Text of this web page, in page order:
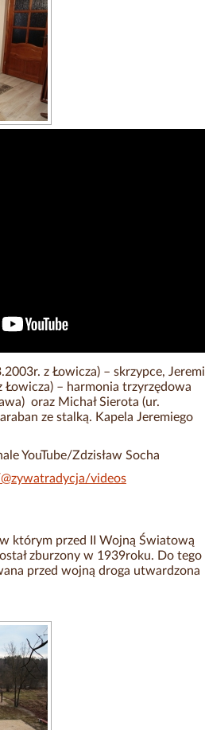
z Łowicza) – skrzypce, Jeremi
Łowicza) – harmonia trzyrzędowa
oraz Michał Sierota (ur.
ze stalką. Kapela Jeremiego
YouTube/Zdzisław Socha
videos
którym przed II Wojną Światową
zburzony w 1939roku. Do tego
przed wojną droga utwardzona